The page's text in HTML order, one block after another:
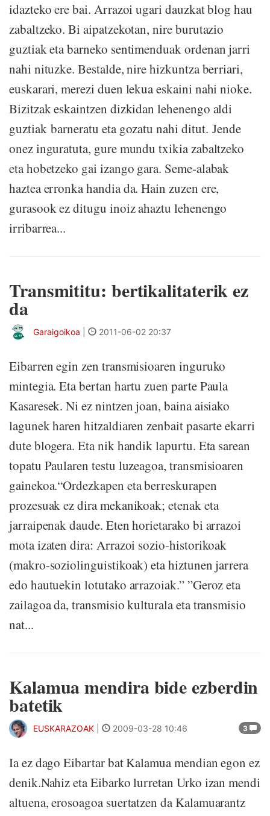
idazteko ere bai. Arrazoi ugari dauzkat blog hau
zabaltzeko. Bi aipatzekotan, nire burutazio
guztiak eta barneko sentimenduak ordenan jarri
nahi nituzke. Bestalde, nire hizkuntza berriari,
euskarari, merezi duen lekua eskaini nahi nioke.
Bizitzak eskaintzen dizkidan lehenengo aldi
guztiak barneratu eta gozatu nahi ditut. Jende
onez inguratuta, gure mundu txikia zabaltzeko
eta hobetzeko gai izango gara. Seme-alabak
haztea erronka handia da. Hain zuzen ere,
gurasook ez ditugu inoiz ahaztu lehenengo
irribarrea...
Transmititu: bertikalitaterik ez
da
Garaigoikoa 2011-06-02 20:37
Eibarren egin zen transmisioaren inguruko
mintegia. Eta bertan hartu zuen parte Paula
Kasaresek. Ni ez nintzen joan, baina aisiako
lagunek haren hitzaldiaren zenbait pasarte ekarri
dute blogera. Eta nik handik lapurtu. Eta sarean
topatu Paularen testu luzeagoa, transmisioaren
gainekoa.“Ordezkapen eta berreskurapen
prozesuak ez dira mekanikoak; etenak eta
jarraipenak daude. Eten horietarako bi arrazoi
mota izaten dira: Arrazoi sozio-historikoak
(makro-soziolinguistikoak) eta hiztunen jarrera
edo hautuekin lotutako arrazoiak.” ”Geroz eta
zailagoa da, transmisio kulturala eta transmisio
nat...
Kalamua mendira bide ezberdin
batetik
3
EUSKARAZOAK 2009-03-28 10:46
Ia ez dago Eibartar bat Kalamua mendian egon ez
denik.Nahiz eta Eibarko lurretan Urko izan mendi
altuena, erosoagoa suertatzen da Kalamuarantz